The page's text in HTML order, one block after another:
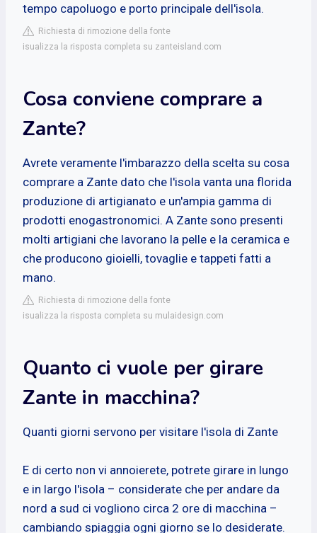
tempo capoluogo e porto principale dell'isola.
Richiesta di rimozione della fonte
isualizza la risposta completa su zanteisland.com
Cosa conviene comprare a
Zante?
Avrete veramente l'imbarazzo della scelta su cosa
comprare a Zante dato che l'isola vanta una florida
produzione di artigianato e un'ampia gamma di
prodotti enogastronomici. A Zante sono presenti
molti artigiani che lavorano la pelle e la ceramica e
che producono gioielli, tovaglie e tappeti fatti a
mano.
Richiesta di rimozione della fonte
isualizza la risposta completa su mulaidesign.com
Quanto ci vuole per girare
Zante in macchina?
Quanti giorni servono per visitare l'isola di Zante
E di certo non vi annoierete, potrete girare in lungo
e in largo l'isola – considerate che per andare da
nord a sud ci vogliono circa 2 ore di macchina –
cambiando spiaggia ogni giorno se lo desiderate.